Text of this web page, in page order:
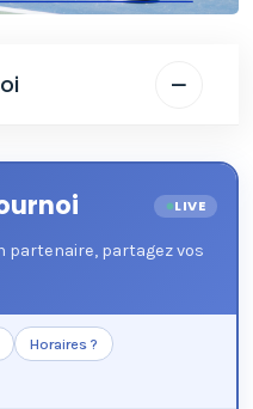
LIVE
partenaire, partagez vos
Horaires ?